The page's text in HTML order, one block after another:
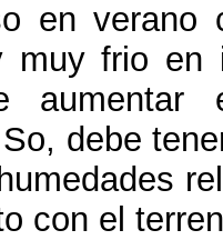
en verano
muy frio en
aumentar
debe
con el